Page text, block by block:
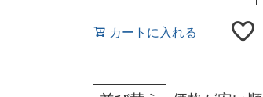
カートに入れる